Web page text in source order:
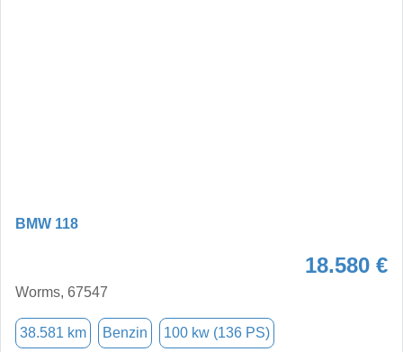
BMW 118
18.580 €
Worms, 67547
38.581 km Benzin 100 kw (136 PS)